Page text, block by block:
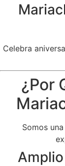
Celebra
¿Por
Somos